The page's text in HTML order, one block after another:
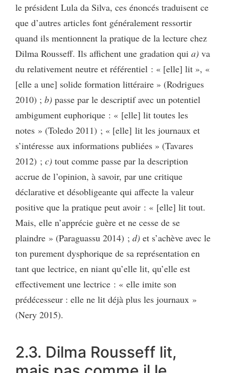
le président Lula da Silva, ces énoncés traduisent ce
que d’autres articles font généralement ressortir
quand ils mentionnent la pratique de la lecture chez
Dilma Rousseff. Ils affichent une gradation qui a) va
du relativement neutre et référentiel : « [elle] lit », «
[elle a une] solide formation littéraire » (Rodrigues
2010) ; b) passe par le descriptif avec un potentiel
ambigument euphorique : « [elle] lit toutes les
notes » (Toledo 2011) ; « [elle] lit les journaux et
s’intéresse aux informations publiées » (Tavares
2012) ; c) tout comme passe par la description
accrue de l’opinion, à savoir, par une critique
déclarative et désobligeante qui affecte la valeur
positive que la pratique peut avoir : « [elle] lit tout.
Mais, elle n’apprécie guère et ne cesse de se
plaindre » (Paraguassu 2014) ; d) et s’achève avec le
ton purement dysphorique de sa représentation en
tant que lectrice, en niant qu’elle lit, qu’elle est
effectivement une lectrice : « elle imite son
prédécesseur : elle ne lit déjà plus les journaux »
(Nery 2015).
2.3. Dilma Rousseff lit,